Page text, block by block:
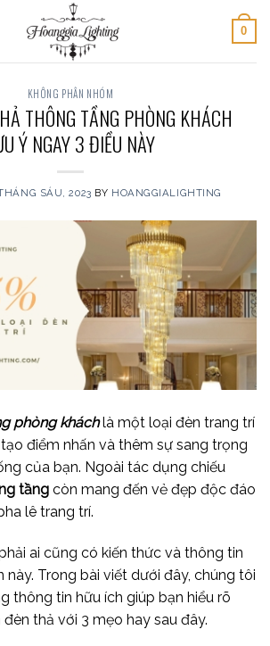
0
KHÔNG PHÂN NHÓM
THÔNG TẦNG PHÒNG KHÁCH
Ý NGAY 3 ĐIỀU NÀY
SÁU, 2023 BY HOANGGIALIGHTING
phòng kháchlà một loại đèn trang trí
điểm nhấn và thêm sự sang trọng
của bạn. Ngoài tác dụng chiếu
tầng còn mang đến vẻ đẹp độc đáo
lê trang trí.
ai cũng có kiến thức và thông tin
này. Trong bài viết dưới đây, chúng tôi
thông tin hữu ích giúp bạn hiểu rõ
thả với 3 mẹo hay sau đây.